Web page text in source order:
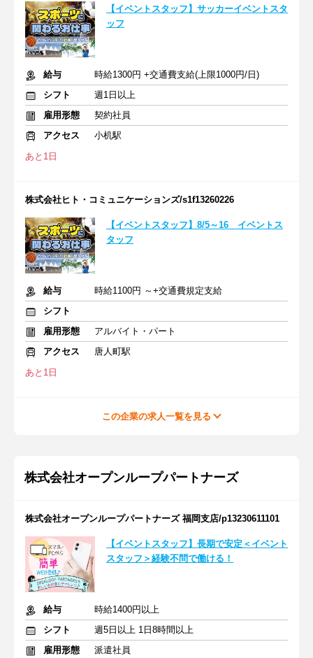
【イベントスタッフ】サッカーイベントスタ
ッフ
給与
時給1300円 +交通費支給(上限1000円/日)
シフト
週1日以上
雇用形態
契約社員
アクセス
小机駅
あと1日
株式会社ヒト・コミュニケーションズ/s1f13260226
【イベントスタッフ】8/5～16 イベントス
タッフ
給与
時給1100円 ～+交通費規定支給
シフト
雇用形態
アルバイト・パート
アクセス
唐人町駅
あと1日
この企業の求人一覧を見る
株式会社オープンループパートナーズ
株式会社オープンループパートナーズ 福岡支店/p13230611101
【イベントスタッフ】長期で安定＜イベント
スタッフ＞経験不問で働ける！
給与
時給1400円以上
シフト
週5日以上 1日8時間以上
雇用形態
派遣社員